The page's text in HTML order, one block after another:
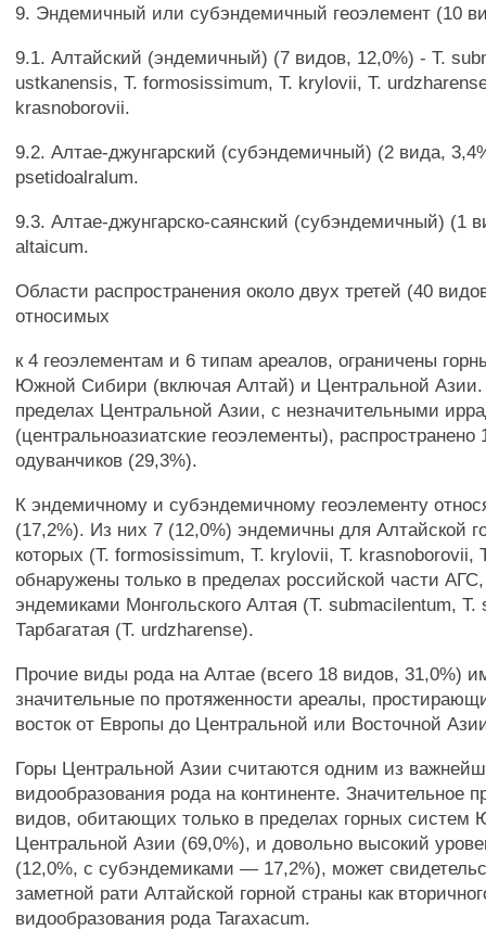
9. Эндемичный или субэндемичный геоэлемент (10
9.1. Алтайский (эндемичный) (7 видов, 12,0%) - Т.
ustkanensis, Т. formosissimum, Т. krylovii, Т.
krasnoborovii.
9.2. Алтае-джунгарский (субэндемичный) (2 вида,
psetidoalralum.
9.3. Алтае-джунгарско-саянский (субэндемичный) (1
altaicum.
Области распространения около двух третей (40
относимых
к 4 геоэлементам и 6 типам ареалов, ограничены
Южной Сибири (включая Алтай) и Центральной Азии.
пределах Центральной Азии, с незначительными
(центральноазиатские геоэлементы), распространено
одуванчиков (29,3%).
К эндемичному и субэндемичному геоэлементу
(17,2%). Из них 7 (12,0%) эндемичны для Алтайской
которых (Т. formosissimum, Т. krylovii, Т. krasnoborovii,
обнаружены только в пределах российской части
эндемиками Монгольского Алтая (Т. submacilentum,
Тарбагатая (Т. urdzharense).
Прочие виды рода на Алтае (всего 18 видов, 31,0%)
значительные по протяженности ареалы,
восток от Европы до Центральной или Восточной
Горы Центральной Азии считаются одним из
видообразования рода на континенте. Значительное
видов, обитающих только в пределах горных
Центральной Азии (69,0%), и довольно высокий
(12,0%, с субэндемиками — 17,2%), может
заметной рати Алтайской горной страны как
видообразования рода Taraxacum.